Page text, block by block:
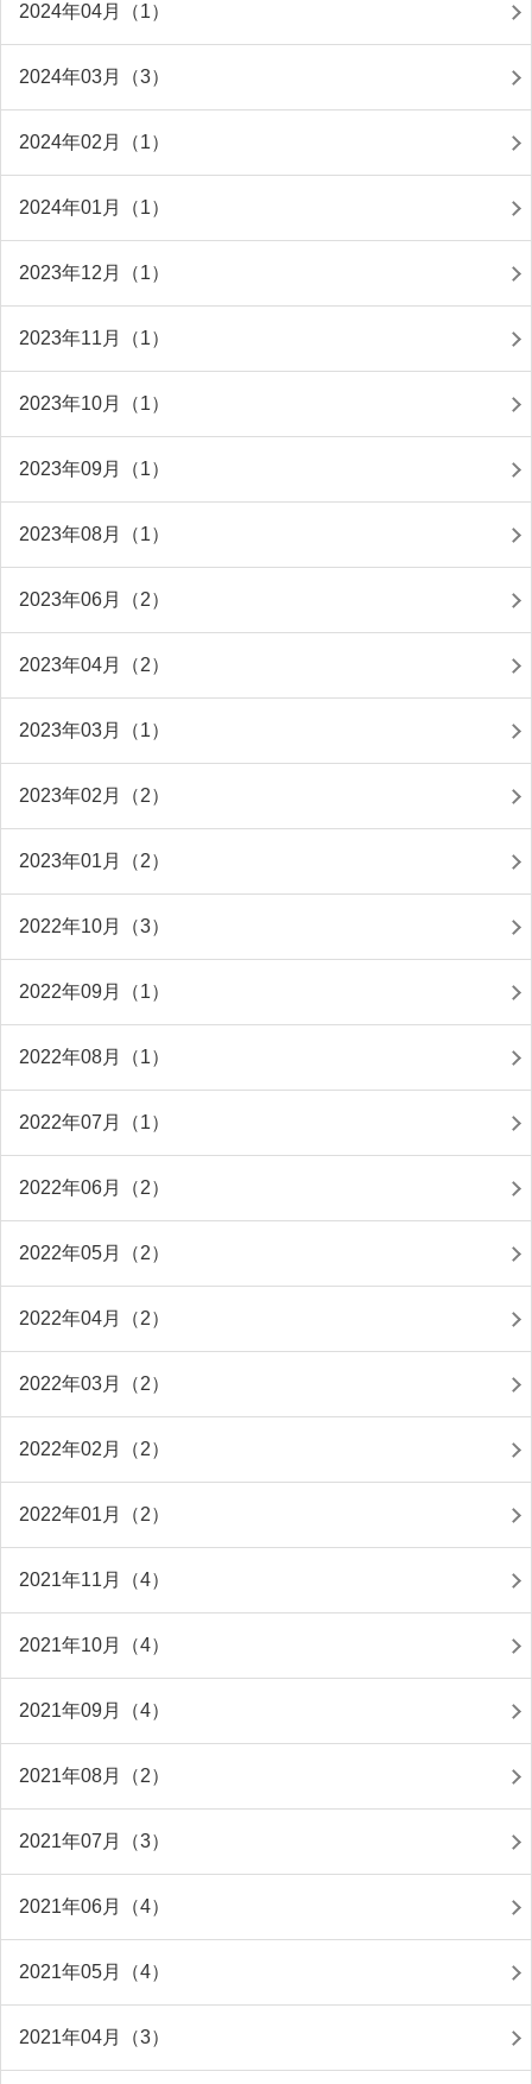
2024年04月（1）
2024年03月（3）
2024年02月（1）
2024年01月（1）
2023年12月（1）
2023年11月（1）
2023年10月（1）
2023年09月（1）
2023年08月（1）
2023年06月（2）
2023年04月（2）
2023年03月（1）
2023年02月（2）
2023年01月（2）
2022年10月（3）
2022年09月（1）
2022年08月（1）
2022年07月（1）
2022年06月（2）
2022年05月（2）
2022年04月（2）
2022年03月（2）
2022年02月（2）
2022年01月（2）
2021年11月（4）
2021年10月（4）
2021年09月（4）
2021年08月（2）
2021年07月（3）
2021年06月（4）
2021年05月（4）
2021年04月（3）